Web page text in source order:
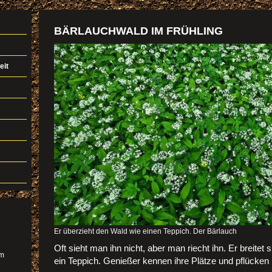
BÄRLAUCHWALD IM FRÜHLING
Er überzieht den Wald wie einen Teppich. Der Bärlauch
Oft sieht man ihn nicht, aber man riecht ihn. Er breitet
ein Teppich. Genießer kennen ihre Plätze und